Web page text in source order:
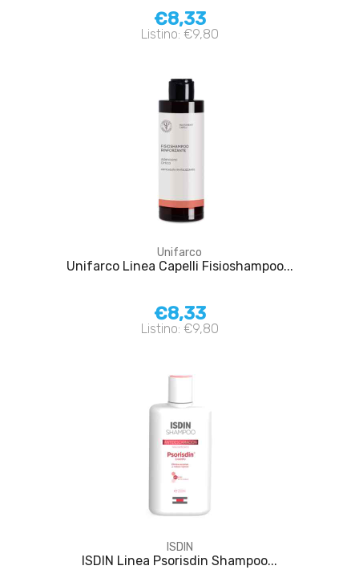
€8,33
Listino: €9,80
Unifarco
Unifarco Linea Capelli Fisioshampoo...
€8,33
Listino: €9,80
ISDIN
ISDIN Linea Psorisdin Shampoo...